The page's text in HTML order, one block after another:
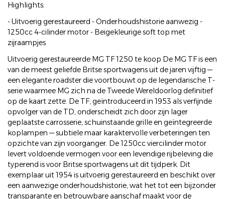
Highlights:
- Uitvoerig gerestaureerd - Onderhoudshistorie aanwezig -
1250cc 4-cilinder motor - Beigekleurige soft top met
zijraampjes
Uitvoerig gerestaureerde MG TF 1250 te koop De MG TF is een
van de meest geliefde Britse sportwagens uit de jaren vijftig —
een elegante roadster die voortbouwt op de legendarische T-
serie waarmee MG zich na de Tweede Wereldoorlog definitief
op de kaart zette. De TF, geïntroduceerd in 1953 als verfijnde
opvolger van de TD, onderscheidt zich door zijn lager
geplaatste carrosserie, schuinstaande grille en geïntegreerde
koplampen — subtiele maar karaktervolle verbeteringen ten
opzichte van zijn voorganger. De 1250cc viercilinder motor
levert voldoende vermogen voor een levendige rijbeleving die
typerend is voor Britse sportwagens uit dit tijdperk. Dit
exemplaar uit 1954 is uitvoerig gerestaureerd en beschikt over
een aanwezige onderhoudshistorie, wat het tot een bijzonder
transparante en betrouwbare aanschaf maakt voor de